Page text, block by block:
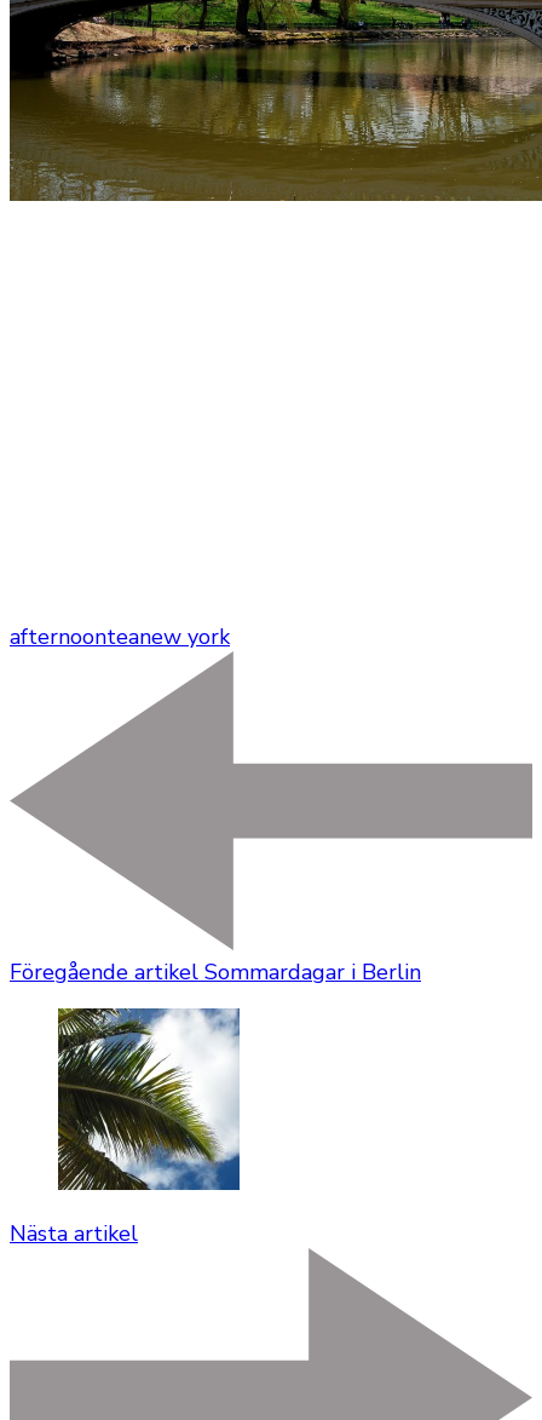
afternoonteanew york
Föregående artikel Sommardagar i Berlin
Nästa artikel